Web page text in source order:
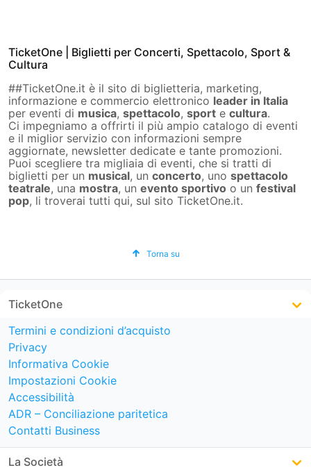
TicketOne | Biglietti per Concerti, Spettacolo, Sport &
Cultura
##TicketOne.it è il sito di biglietteria, marketing,
informazione e commercio elettronico leader in Italia
per eventi di musica, spettacolo, sport e cultura.
Ci impegniamo a offrirti il più ampio catalogo di eventi
e il miglior servizio con informazioni sempre
aggiornate, newsletter dedicate e tante promozioni.
Puoi scegliere tra migliaia di eventi, che si tratti di
biglietti per un musical, un concerto, uno spettacolo
teatrale, una mostra, un evento sportivo o un festival
pop, li troverai tutti qui, sul sito TicketOne.it.
Torna su
TicketOne
Termini e condizioni d’acquisto
Privacy
Informativa Cookie
Impostazioni Cookie
Accessibilità
ADR – Conciliazione paritetica
Contatti Business
La Società